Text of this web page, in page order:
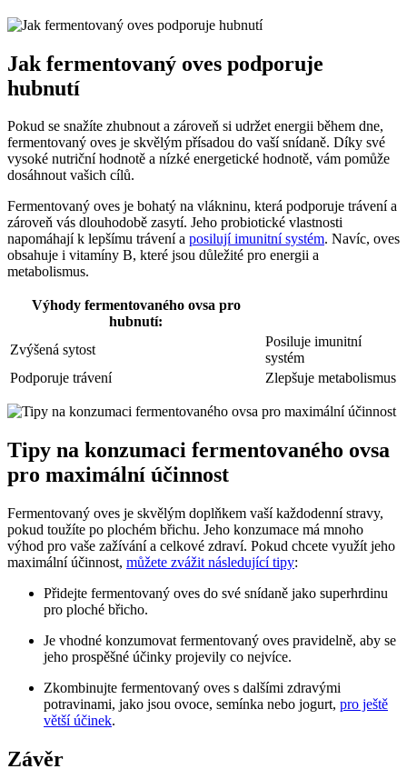
Jak fermentovaný oves podporuje
hubnutí
Pokud se snažíte zhubnout a zároveň si udržet energii během dne,
fermentovaný oves je skvělým přísadou do vaší snídaně. Díky své
vysoké nutriční hodnotě a nízké energetické hodnotě, vám pomůže
dosáhnout vašich cílů.
Fermentovaný oves je bohatý na vlákninu, která podporuje trávení a
zároveň vás dlouhodobě zasytí. Jeho probiotické vlastnosti
napomáhají k lepšímu trávení a posilují imunitní systém. Navíc, oves
obsahuje i vitamíny B, které jsou důležité pro energii a
metabolismus.
Výhody fermentovaného ovsa pro
hubnutí:
Zvýšená sytost
Posiluje imunitní
systém
Podporuje trávení
Zlepšuje metabolismus
Tipy na konzumaci fermentovaného ovsa
pro maximální účinnost
Fermentovaný oves je skvělým doplňkem vaší každodenní stravy,
pokud toužíte po plochém břichu. Jeho konzumace má mnoho
výhod pro vaše zažívání a celkové zdraví. Pokud chcete využít jeho
maximální účinnost, můžete zvážit následující tipy:
Přidejte fermentovaný oves do své snídaně jako superhrdinu
pro ploché břicho.
Je vhodné konzumovat fermentovaný oves pravidelně, aby se
jeho prospěšné účinky projevily co nejvíce.
Zkombinujte fermentovaný oves s dalšími zdravými
potravinami, jako jsou ovoce, semínka nebo jogurt, pro ještě
větší účinek.
Závěr